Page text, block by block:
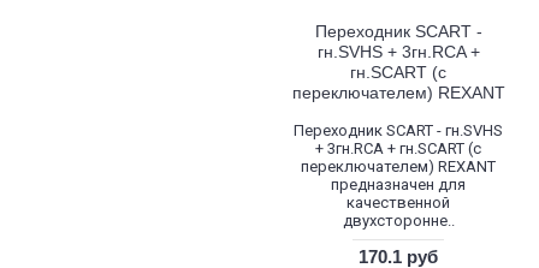
Переходник SCART -
гн.SVHS + 3гн.RCA +
гн.SCART (с
переключателем) REXANT
Переходник SCART - гн.SVHS
+ 3гн.RCA + гн.SCART (с
переключателем) REXANT
предназначен для
качественной
двухсторонне..
170.1 руб